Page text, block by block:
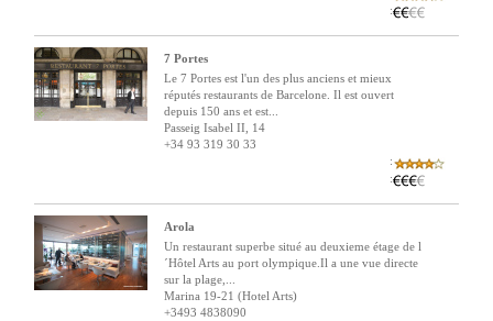
:
7 Portes
Le 7 Portes est l'un des plus anciens et mieux
réputés restaurants de Barcelone. Il est ouvert
depuis 150 ans et est...
Passeig Isabel II, 14
+34 93 319 30 33
:
:
Arola
Un restaurant superbe situé au deuxieme étage de l
´Hôtel Arts au port olympique.Il a une vue directe
sur la plage,...
Marina 19-21 (Hotel Arts)
+3493 4838090